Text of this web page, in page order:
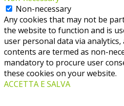
Non-necessary
Any cookies that may not be
the website to function and is
user personal data via
contents are termed as non-
mandatory to procure user
these cookies on your website.
ACCETTA E SALVA